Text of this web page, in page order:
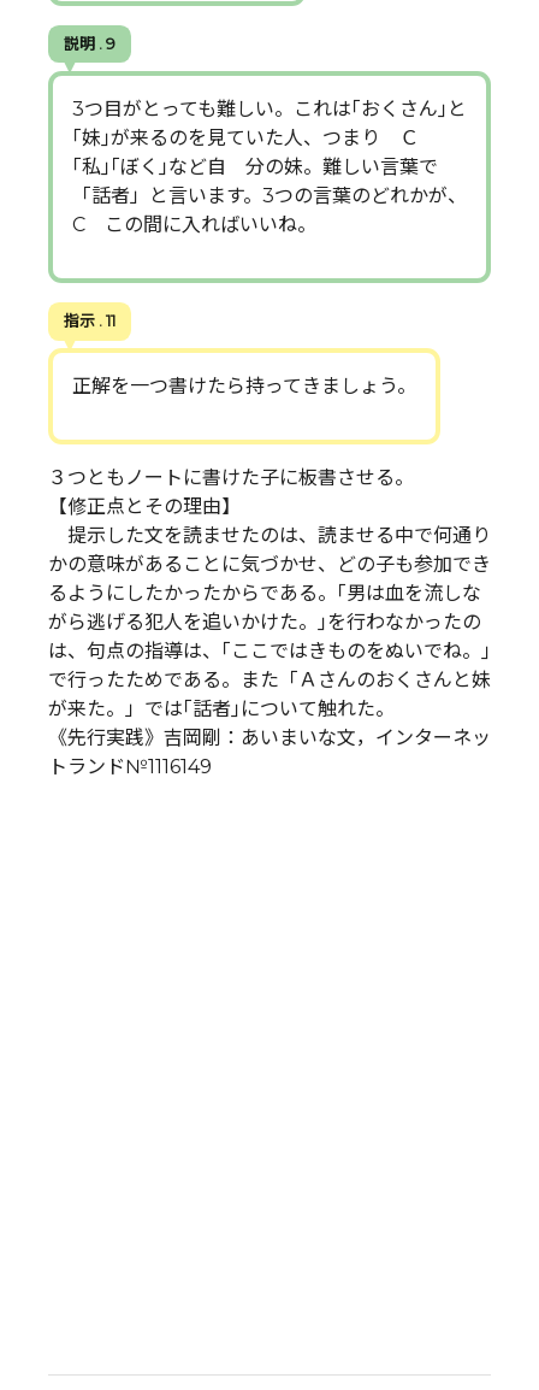
説明 . 9
3つ目がとっても難しい。これは｢おくさん｣と
｢妹｣が来るのを見ていた人、つまり Ｃ
｢私｣｢ぼく｣など自 分の妹。難しい言葉で
「話者」と言います。3つの言葉のどれかが、
C この間に入ればいいね。
指示 . 11
正解を一つ書けたら持ってきましょう。
３つともノートに書けた子に板書させる。
【修正点とその理由】
提示した文を読ませたのは、読ませる中で何通り
かの意味があることに気づかせ、どの子も参加でき
るようにしたかったからである。｢男は血を流しな
がら逃げる犯人を追いかけた。｣を行わなかったの
は、句点の指導は、｢ここではきものをぬいでね。｣
で行ったためである。また「Ａさんのおくさんと妹
が来た。」では｢話者｣について触れた。
《先行実践》吉岡剛：あいまいな文，インターネッ
トランド№1116149